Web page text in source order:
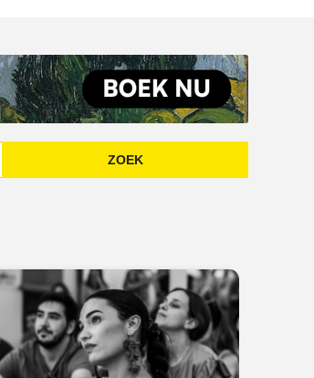
Nog geen account, meld jehier aan.
ZOEK